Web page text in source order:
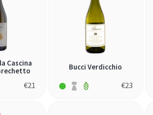
Cascina
€21
Bucci Verdicchio
€23